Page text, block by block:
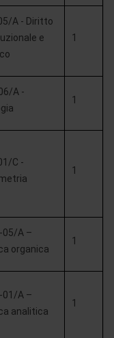
A - Diritto
e
1
A -
1
C -
1
05/A –
organica
1
01/A –
analitica
1